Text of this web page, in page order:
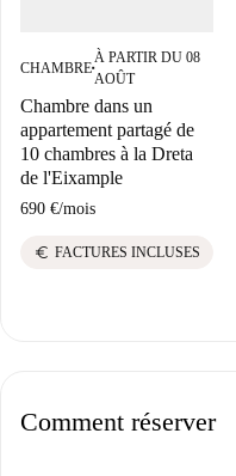
CHAMBRE■
À PARTIR DU 08
AOÛT
Chambre dans un
appartement partagé de
10 chambres à la Dreta
de l'Eixample
690 €/mois
euro FACTURES INCLUSES
Comment réserver